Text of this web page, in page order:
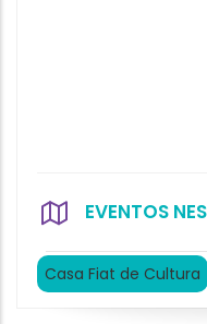
EVENTOS
Casa Fiat de Cultura